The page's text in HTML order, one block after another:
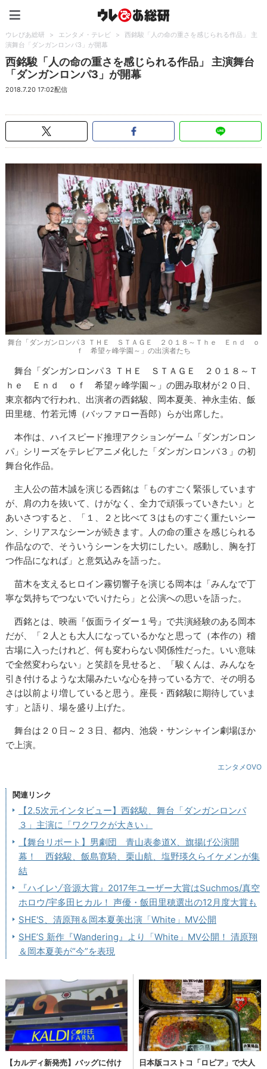
ウレぴあ総研 > エンタメ・テレビ >
西銘駿「人の命の重さを感じられる作品」 主
演舞台「ダンガンロンパ3」が開幕
西銘駿「人の命の重さを感じられる作品」 主演舞台
「ダンガンロンパ3」が開幕
2018.7.20 17:02配信
舞台「ダンガンロンパ３ ＴＨＥ ＳＴＡＧＥ ２０１８～Ｔｈｅ Ｅｎｄ ｏ
ｆ 希望ヶ峰学園～」の出演者たち
舞台「ダンガンロンパ３ ＴＨＥ ＳＴＡＧＥ ２０１８～Ｔ
ｈｅ Ｅｎｄ ｏｆ 希望ヶ峰学園～」の囲み取材が２０日、
東京都内で行われ、出演者の西銘駿、岡本夏美、神永圭佑、飯
田里穂、竹若元博（バッファロー吾郎）らが出席した。
本作は、ハイスピード推理アクションゲーム「ダンガンロン
パ」シリーズをテレビアニメ化した「ダンガンロンパ３」の初
舞台化作品。
主人公の苗木誠を演じる西銘は「ものすごく緊張しています
が、肩の力を抜いて、けがなく、全力で頑張っていきたい」と
あいさつすると、「１、２と比べて３はものすごく重たいシー
ン、シリアスなシーンが続きます。人の命の重さを感じられる
作品なので、そういうシーンを大切にしたい。感動し、胸を打
つ作品になれば」と意気込みを語った。
苗木を支えるヒロイン霧切響子を演じる岡本は「みんなで丁
寧な気持ちでつないでいけたら」と公演への思いを語った。
西銘とは、映画『仮面ライダー１号』で共演経験のある岡本
だが、「２人とも大人になっているかなと思って（本作の）稽
古場に入ったけれど、何も変わらない関係性だった。いい意味
で全然変わらない」と笑顔を見せると、「駿くんは、みんなを
引き付けるような太陽みたいな心を持っている方で、その明る
さは以前より増していると思う。座長・西銘駿に期待していま
す」と語り、場を盛り上げた。
舞台は２０日～２３日、都内、池袋・サンシャイン劇場ほか
で上演。
エンタメOVO
関連リンク
【2.5次元インタビュー】西銘駿、舞台「ダンガンロンパ
３」主演に「ワクワクが大きい」
【舞台リポート】男劇団 青山表参道X、旗揚げ公演開
幕！ 西銘駿、飯島寛騎、栗山航、塩野瑛久らイケメンが集
結
『ハイレゾ音源大賞』2017年ユーザー大賞はSuchmos/真空
ホロウ/宇多田ヒカル！ 声優・飯田里穂選出の12月度大賞も
SHE'S、清原翔＆岡本夏美出演「White」MV公開
SHE’S 新作『Wandering』より「White」MV公開！ 清原翔
＆岡本夏美が“今”を表現